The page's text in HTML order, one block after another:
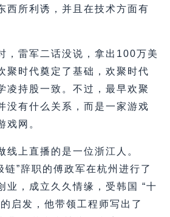
西所利诱，并且在技术方面有
，雷军二话没说，拿出100万美
聚时代奠定了基础，欢聚时代
凌持股一致。不过，最早欢聚
没有什么关系，而是一家游戏
网。
线上直播的是一位浙江人。
”辞职的傅政军在杭州进行了
业，成立久久情缘，受韩国 “十
启发，他带领工程师写出了